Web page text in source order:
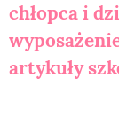
chłopca i
artykuły